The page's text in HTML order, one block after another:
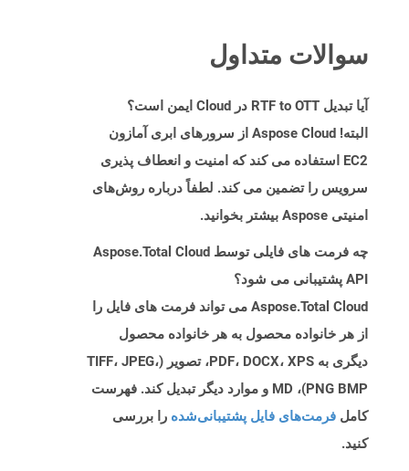
سوالات متداول
آیا تبدیل RTF to OTT در Cloud ایمن است؟
البته! Aspose Cloud از سرورهای ابری آمازون
EC2 استفاده می کند که امنیت و انعطاف پذیری
سرویس را تضمین می کند. لطفاً درباره روش‌های
امنیتی Aspose بیشتر بخوانید.
چه فرمت های فایلی توسط Aspose.Total Cloud
API پشتیبانی می شود؟
Aspose.Total Cloud می تواند فرمت های فایل را
از هر خانواده محصول به هر خانواده محصول
دیگری به PDF، DOCX، XPS، تصویر (TIFF، JPEG،
PNG BMP)، MD و موارد دیگر تبدیل کند. فهرست
کامل فرمت‌های فایل پشتیبانی‌شده را بررسی
کنید.